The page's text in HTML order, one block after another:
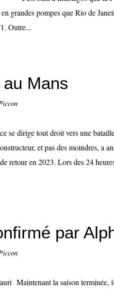
grandes pompes que Rio de
Outre...
Mans
se dirige tout droit vers une
et pas des moindres, a
retour en 2023. Lors des 24
par
Maintenant la saison terminée,